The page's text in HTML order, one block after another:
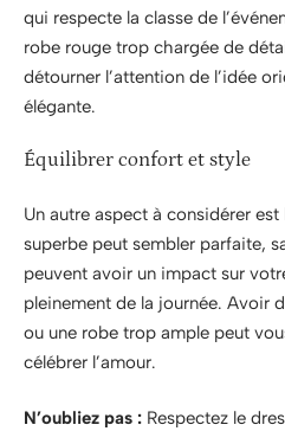
qui respecte la classe de
robe rouge trop chargée de
détourner l’attention de l’idée
élégante.
Équilibrer confort et style
Un autre aspect à considérer
superbe peut sembler parfaite,
peuvent avoir un impact sur
pleinement de la journée. Avoir
ou une robe trop ample peut
célébrer l’amour.
N’oubliez pas : Respectez le